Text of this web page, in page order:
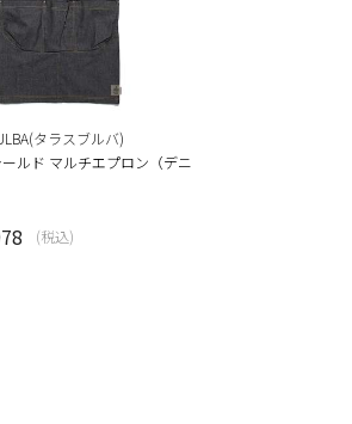
タラスブルバ)
ルド マルチエプロン（デニ
(税込)